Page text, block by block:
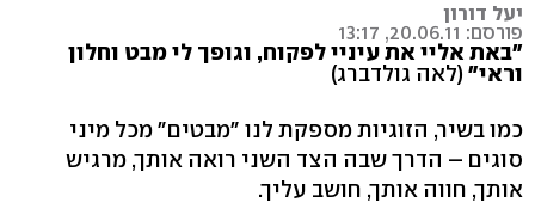
יעל דורון
פורסם: 20.06.11, 13:17
"באת אליי את עיניי לפקוח, וגופך לי מבט וחלון
וראי" (לאה גולדברג)
כמו בשיר, הזוגיות מספקת לנו "מבטים" מכל מיני
סוגים – הדרך שבה הצד השני רואה אותך, מרגיש
אותך, חווה אותך, חושב עליך.